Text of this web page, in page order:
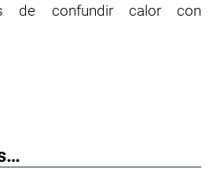
de confundir calor con